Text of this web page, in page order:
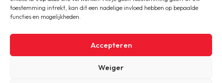
toestemming intrekt, kan dit een nadelige invloed hebben op bepaalde
functies en mogelijkheden.
Accepteren
Weiger
Copyright © 2020-2026 AFC
Privacybeleid